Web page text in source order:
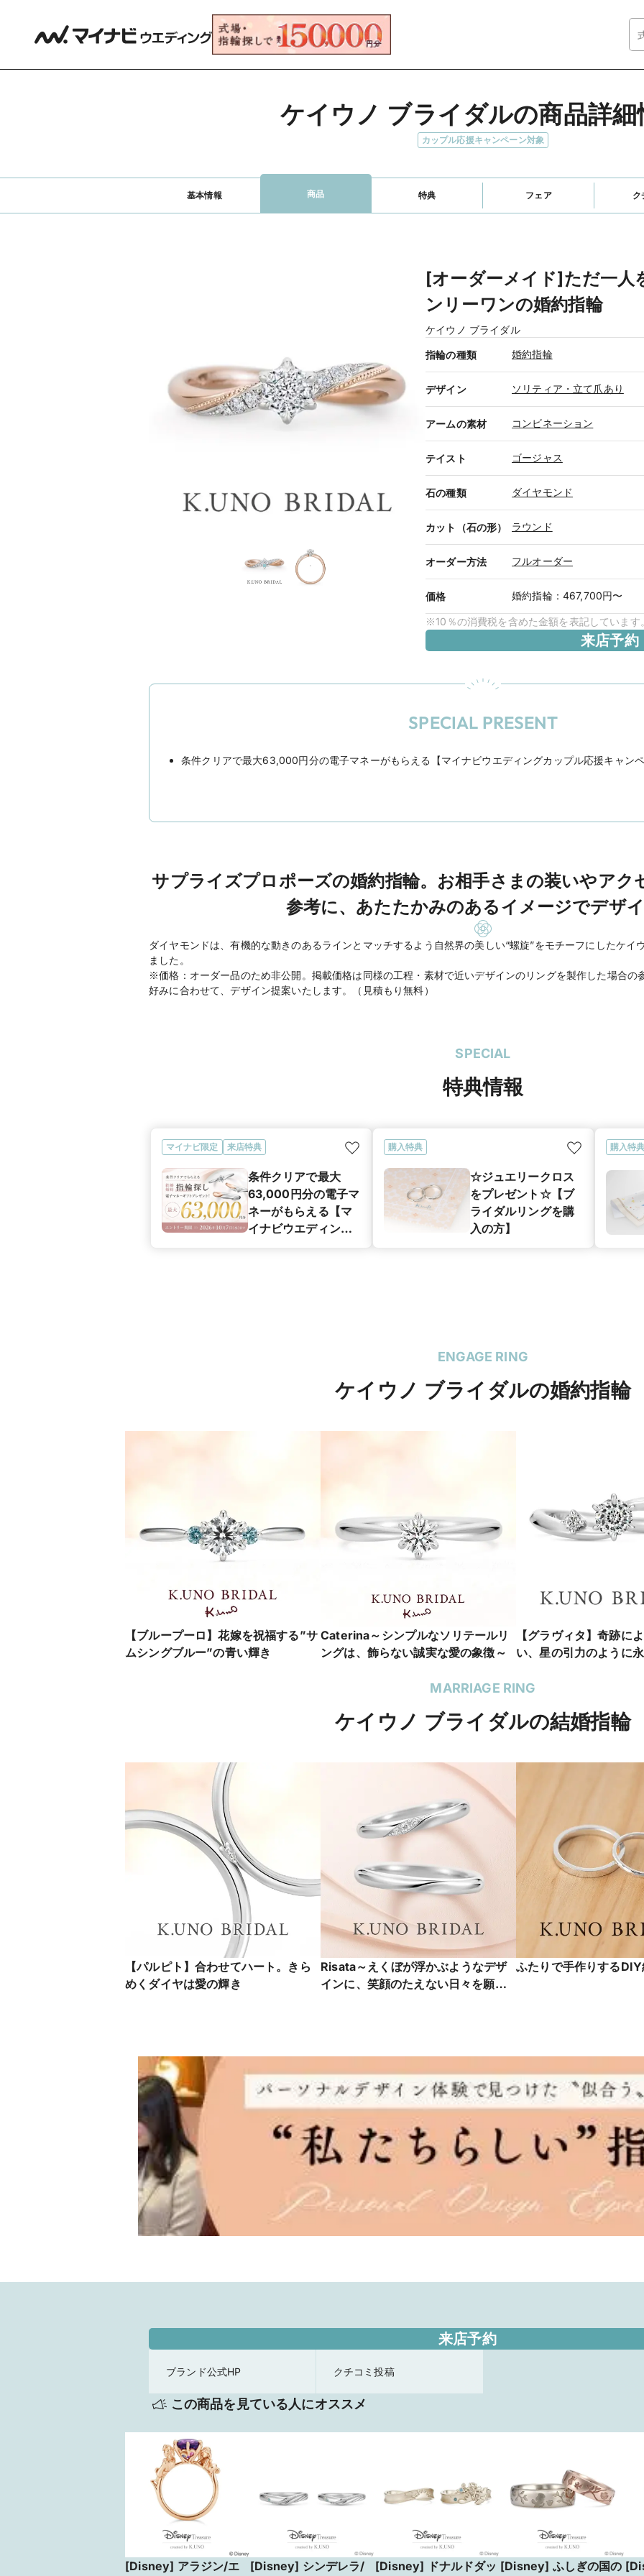
ケイウノ ブライダルの商品詳細
カップル応援キャンペーン対象
基本情報 商品 特典 フェア ク
[オーダーメイド]ただ一人
ンリーワンの婚約指輪
ケイウノ ブライダル
指輪の種類 婚約指輪
デザイン ソリティア・立て爪あり
アームの素材 コンビネーション
テイスト ゴージャス
石の種類 ダイヤモンド
カット（石の形） ラウンド
オーダー方法 フルオーダー
価格 婚約指輪 ： 467,700円〜
※10％の消費税を含めた金額を表記しています
来店予約
SPECIAL PRESENT
条件クリアで最大63,000円分の電子マネーがもらえる【マイナビウエディングカップル応援キャン
サプライズプロポーズの婚約指輪。お相手さまの装いやアク
参考に、あたたかみのあるイメージでデザ
ダイヤモンドは、有機的な動きのあるラインとマッチするよう自然界の美しい“螺旋”をモチーフにしたケイ
ました。
※価格：オーダー品のため非公開。掲載価格は同様の工程・素材で近いデザインのリングを製作した場合
好みに合わせて、デザイン提案いたします。（見積もり無料）
SPECIAL
特典情報
マイナビ限定 来店特典
条件クリアで最大
63,000円分の電子マ
ネーがもらえる【マ
イナビウエディング
購入特典
☆ジュエリークロス
をプレゼント☆【ブ
ライダルリングを購
入の方】
購入特
ENGAGE RING
ケイウノ ブライダルの婚約指輪
【ブループーロ】花嫁を祝福する”サ
ムシングブルー”の青い輝き
Caterina～シンプルなソリテールリ
ングは、飾らない誠実な愛の象徴～
【グラヴィタ】奇跡に
い、星の引力のように
MARRIAGE RING
ケイウノ ブライダルの結婚指輪
【パルピト】合わせてハート。きら
めくダイヤは愛の輝き
Risata～えくぼが浮かぶようなデザ
インに、笑顔のたえない日々を願っ
ふたりで手作りする
来店予約
ブランド公式HP クチコミ投稿
この商品を見ている人にオススメ
[Disney] アラジン/エ [Disney] シンデレラ/ [Disney] ドナルドダッ [Disney] ふしぎの国の